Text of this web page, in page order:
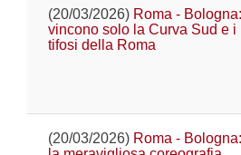
(20/03/2026) Roma - Bologna:
vincono solo la Curva Sud e i
tifosi della Roma
(20/03/2026) Roma - Bologna: